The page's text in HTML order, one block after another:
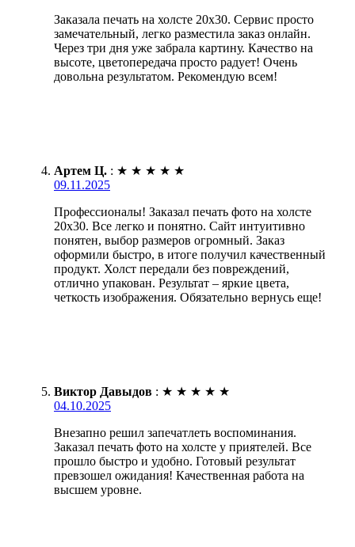
Заказала печать на холсте 20х30. Сервис просто
замечательный, легко разместила заказ онлайн.
Через три дня уже забрала картину. Качество на
высоте, цветопередача просто радует! Очень
довольна результатом. Рекомендую всем!
Артем Ц. : ★ ★ ★ ★ ★
09.11.2025
Профессионалы! Заказал печать фото на холсте
20х30. Все легко и понятно. Сайт интуитивно
понятен, выбор размеров огромный. Заказ
оформили быстро, в итоге получил качественный
продукт. Холст передали без повреждений,
отлично упакован. Результат – яркие цвета,
четкость изображения. Обязательно вернусь еще!
Виктор Давыдов : ★ ★ ★ ★ ★
04.10.2025
Внезапно решил запечатлеть воспоминания.
Заказал печать фото на холсте у приятелей. Все
прошло быстро и удобно. Готовый результат
превзошел ожидания! Качественная работа на
высшем уровне.